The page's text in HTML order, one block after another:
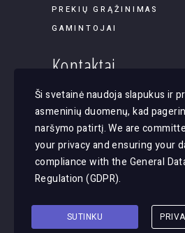
PREKIŲ GRĄŽINIMAS
GAMINTOJAI
Kontaktai
Panerių g. 45B-9, LT-
El. paštas:
Tel. +370 655 29065
Ši svetainė naudoja slapukus ir
asmeninių duomenų, kad
naršymo patirtį. We are
your privacy and ensuring your
compliance with the General
Regulation (GDPR).
SUTINKU